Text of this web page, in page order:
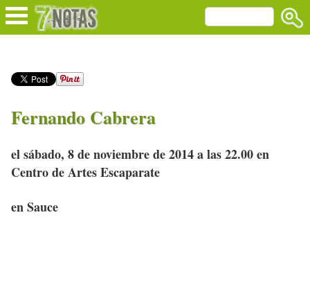
Fernando Cabrera
el sábado, 8 de noviembre de 2014 a las 22.00 en
Centro de Artes Escaparate
en Sauce